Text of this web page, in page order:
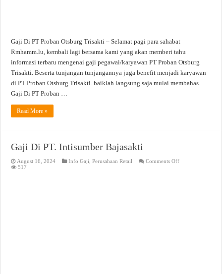
Gaji Di PT Proban Otsburg Trisakti – Selamat pagi para sahabat
Rmhamm.lu, kembali lagi bersama kami yang akan memberi tahu
informasi terbaru mengenai gaji pegawai/karyawan PT Proban Otsburg
Trisakti. Beserta tunjangan tunjangannya juga benefit menjadi karyawan
di PT Proban Otsburg Trisakti. baiklah langsung saja mulai membahas.
Gaji Di PT Proban …
Read More »
Gaji Di PT. Intisumber Bajasakti
August 16, 2024 Info Gaji ,Perusahaan Retail Comments Offon
517